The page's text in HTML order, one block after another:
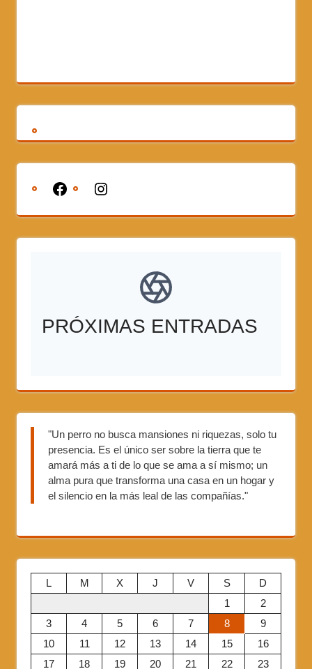
PRÓXIMAS ENTRADAS
"Un perro no busca mansiones ni riquezas, solo tu
presencia. Es el único ser sobre la tierra que te
amará más a ti de lo que se ama a sí mismo; un
alma pura que transforma una casa en un hogar y
el silencio en la más leal de las compañías."
L M X J V S
D
1
2
3
4 5 6 7 8
9
10
11 12 13 14 15
16
17
18 19 20 21 22 23